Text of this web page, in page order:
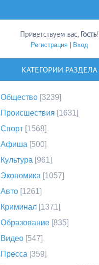
Приветствуем вас, Гость!
Регистрация| Вход
КАТЕГОРИИ РАЗДЕЛА
Общество [3239]
Происшествия [1631]
Спорт [1568]
Афиша [500]
Культура [961]
Экономика [1057]
Авто [1261]
Криминал [1371]
Образование [835]
Видео [547]
Пресса [359]